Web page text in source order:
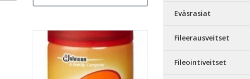
Eväsrasiat
Fileerausveitset
Fileointiveitset